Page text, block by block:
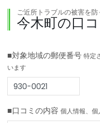
ご近所トラブルの被害を
今木町の口
■対象地域の郵便番号 特定
います
■口コミの内容 個人情報、